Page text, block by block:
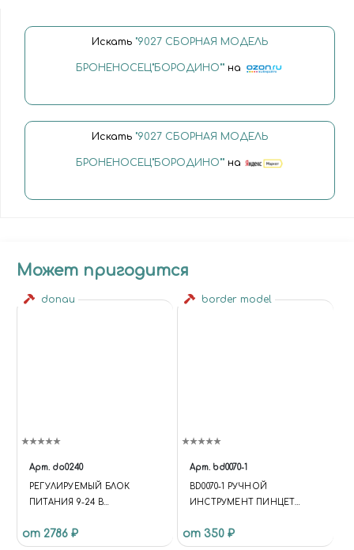
Искать "9027 СБОРНАЯ МОДЕЛЬ
БРОНЕНОСЕЦ"БОРОДИНО"" на
Искать "9027 СБОРНАЯ МОДЕЛЬ
БРОНЕНОСЕЦ"БОРОДИНО"" на
Может пригодится
donau
Арт. do0240
РЕГУЛИРУЕМЫЙ БЛОК
ПИТАНИЯ 9-24 В
1500MA
от 2786 ₽
border model
Арт. bd0070-1
BD0070-1 РУЧНОЙ
ИНСТРУМЕНТ ПИНЦЕТ
MODEL TWEEZERS
от 350 ₽